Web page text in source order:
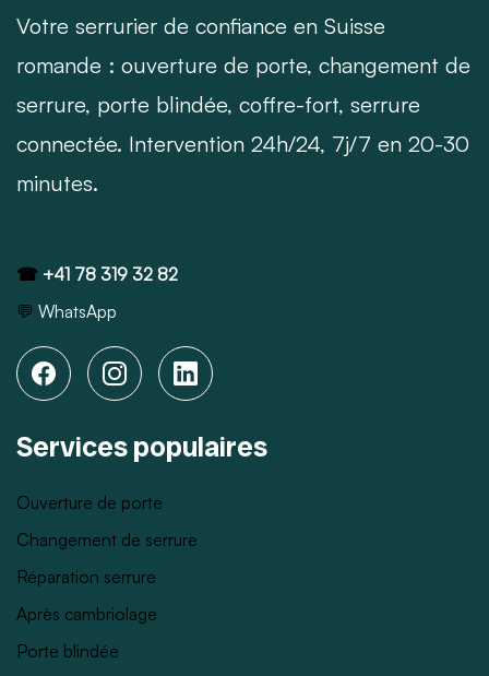
Votre serrurier de confiance en Suisse
romande : ouverture de porte, changement de
serrure, porte blindée, coffre-fort, serrure
connectée. Intervention 24h/24, 7j/7 en 20-30
minutes.
☎ +41 78 319 32 82
💬 WhatsApp
Services populaires
Ouverture de porte
Changement de serrure
Réparation serrure
Après cambriolage
Porte blindée